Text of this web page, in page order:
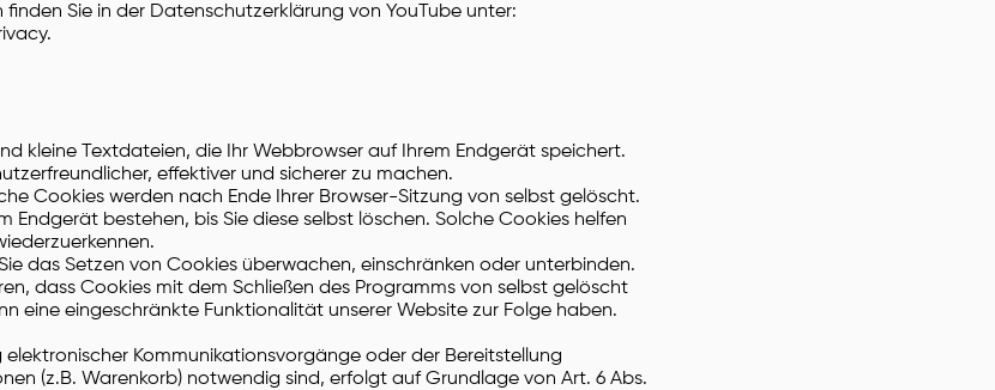
Sie in der Datenschutzerklärung von YouTube unter:
kleine Textdateien, die Ihr Webbrowser auf Ihrem Endgerät speichert.
effektiver und sicherer zu machen.
Cookies werden nach Ende Ihrer Browser-Sitzung von selbst gelöscht.
Endgerät bestehen, bis Sie diese selbst löschen. Solche Cookies helfen
das Setzen von Cookies überwachen, einschränken oder unterbinden.
dass Cookies mit dem Schließen des Programms von selbst gelöscht
eine eingeschränkte Funktionalität unserer Website zur Folge haben.
Kommunikationsvorgänge oder der Bereitstellung
(z.B. Warenkorb) notwendig sind, erfolgt auf Grundlage von Art. 6 Abs.